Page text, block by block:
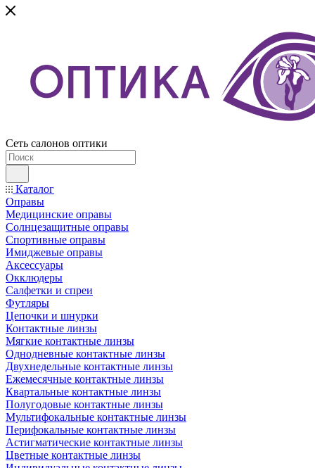
Сеть салонов оптики
Каталог
Оправы
Медицинские оправы
Солнцезащитные оправы
Спортивные оправы
Имиджевые оправы
Аксессуары
Окклюдеры
Салфетки и спреи
Футляры
Цепочки и шнурки
Контактные линзы
Мягкие контактные линзы
Однодневные контактные линзы
Двухнедельные контактные линзы
Ежемесячные контактные линзы
Квартальные контактные линзы
Полугодовые контактные линзы
Мультифокальные контактные линзы
Перифокальные контактные линзы
Астигматические контактные линзы
Цветные контактные линзы